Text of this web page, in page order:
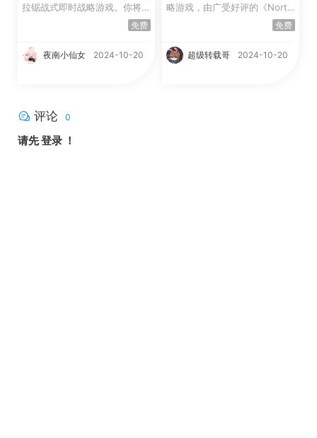
拉锯战式即时战略游戏。你将扮
免费
夜南小仙女 2024-10-20
略游戏，由广受好评的《North
gard》的开发商制作。游...免费
超级转载哥 2024-10-20
评论 0
请先登录 ！